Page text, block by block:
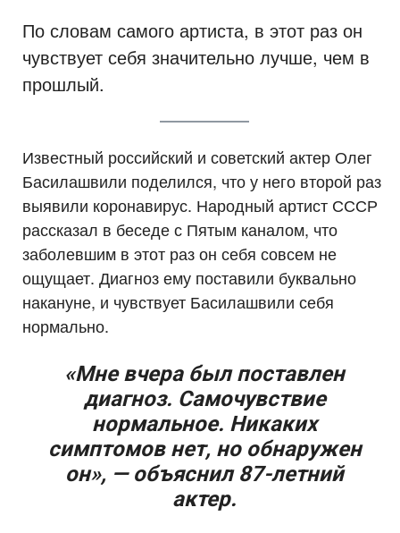
По словам самого артиста, в этот раз он
чувствует себя значительно лучше, чем в
прошлый.
Известный российский и советский актер Олег
Басилашвили поделился, что у него второй раз
выявили коронавирус. Народный артист СССР
рассказал в беседе с Пятым каналом, что
заболевшим в этот раз он себя совсем не
ощущает. Диагноз ему поставили буквально
накануне, и чувствует Басилашвили себя
нормально.
«Мне вчера был поставлен
диагноз. Самочувствие
нормальное. Никаких
симптомов нет, но обнаружен
он», — объяснил 87-летний
актер.